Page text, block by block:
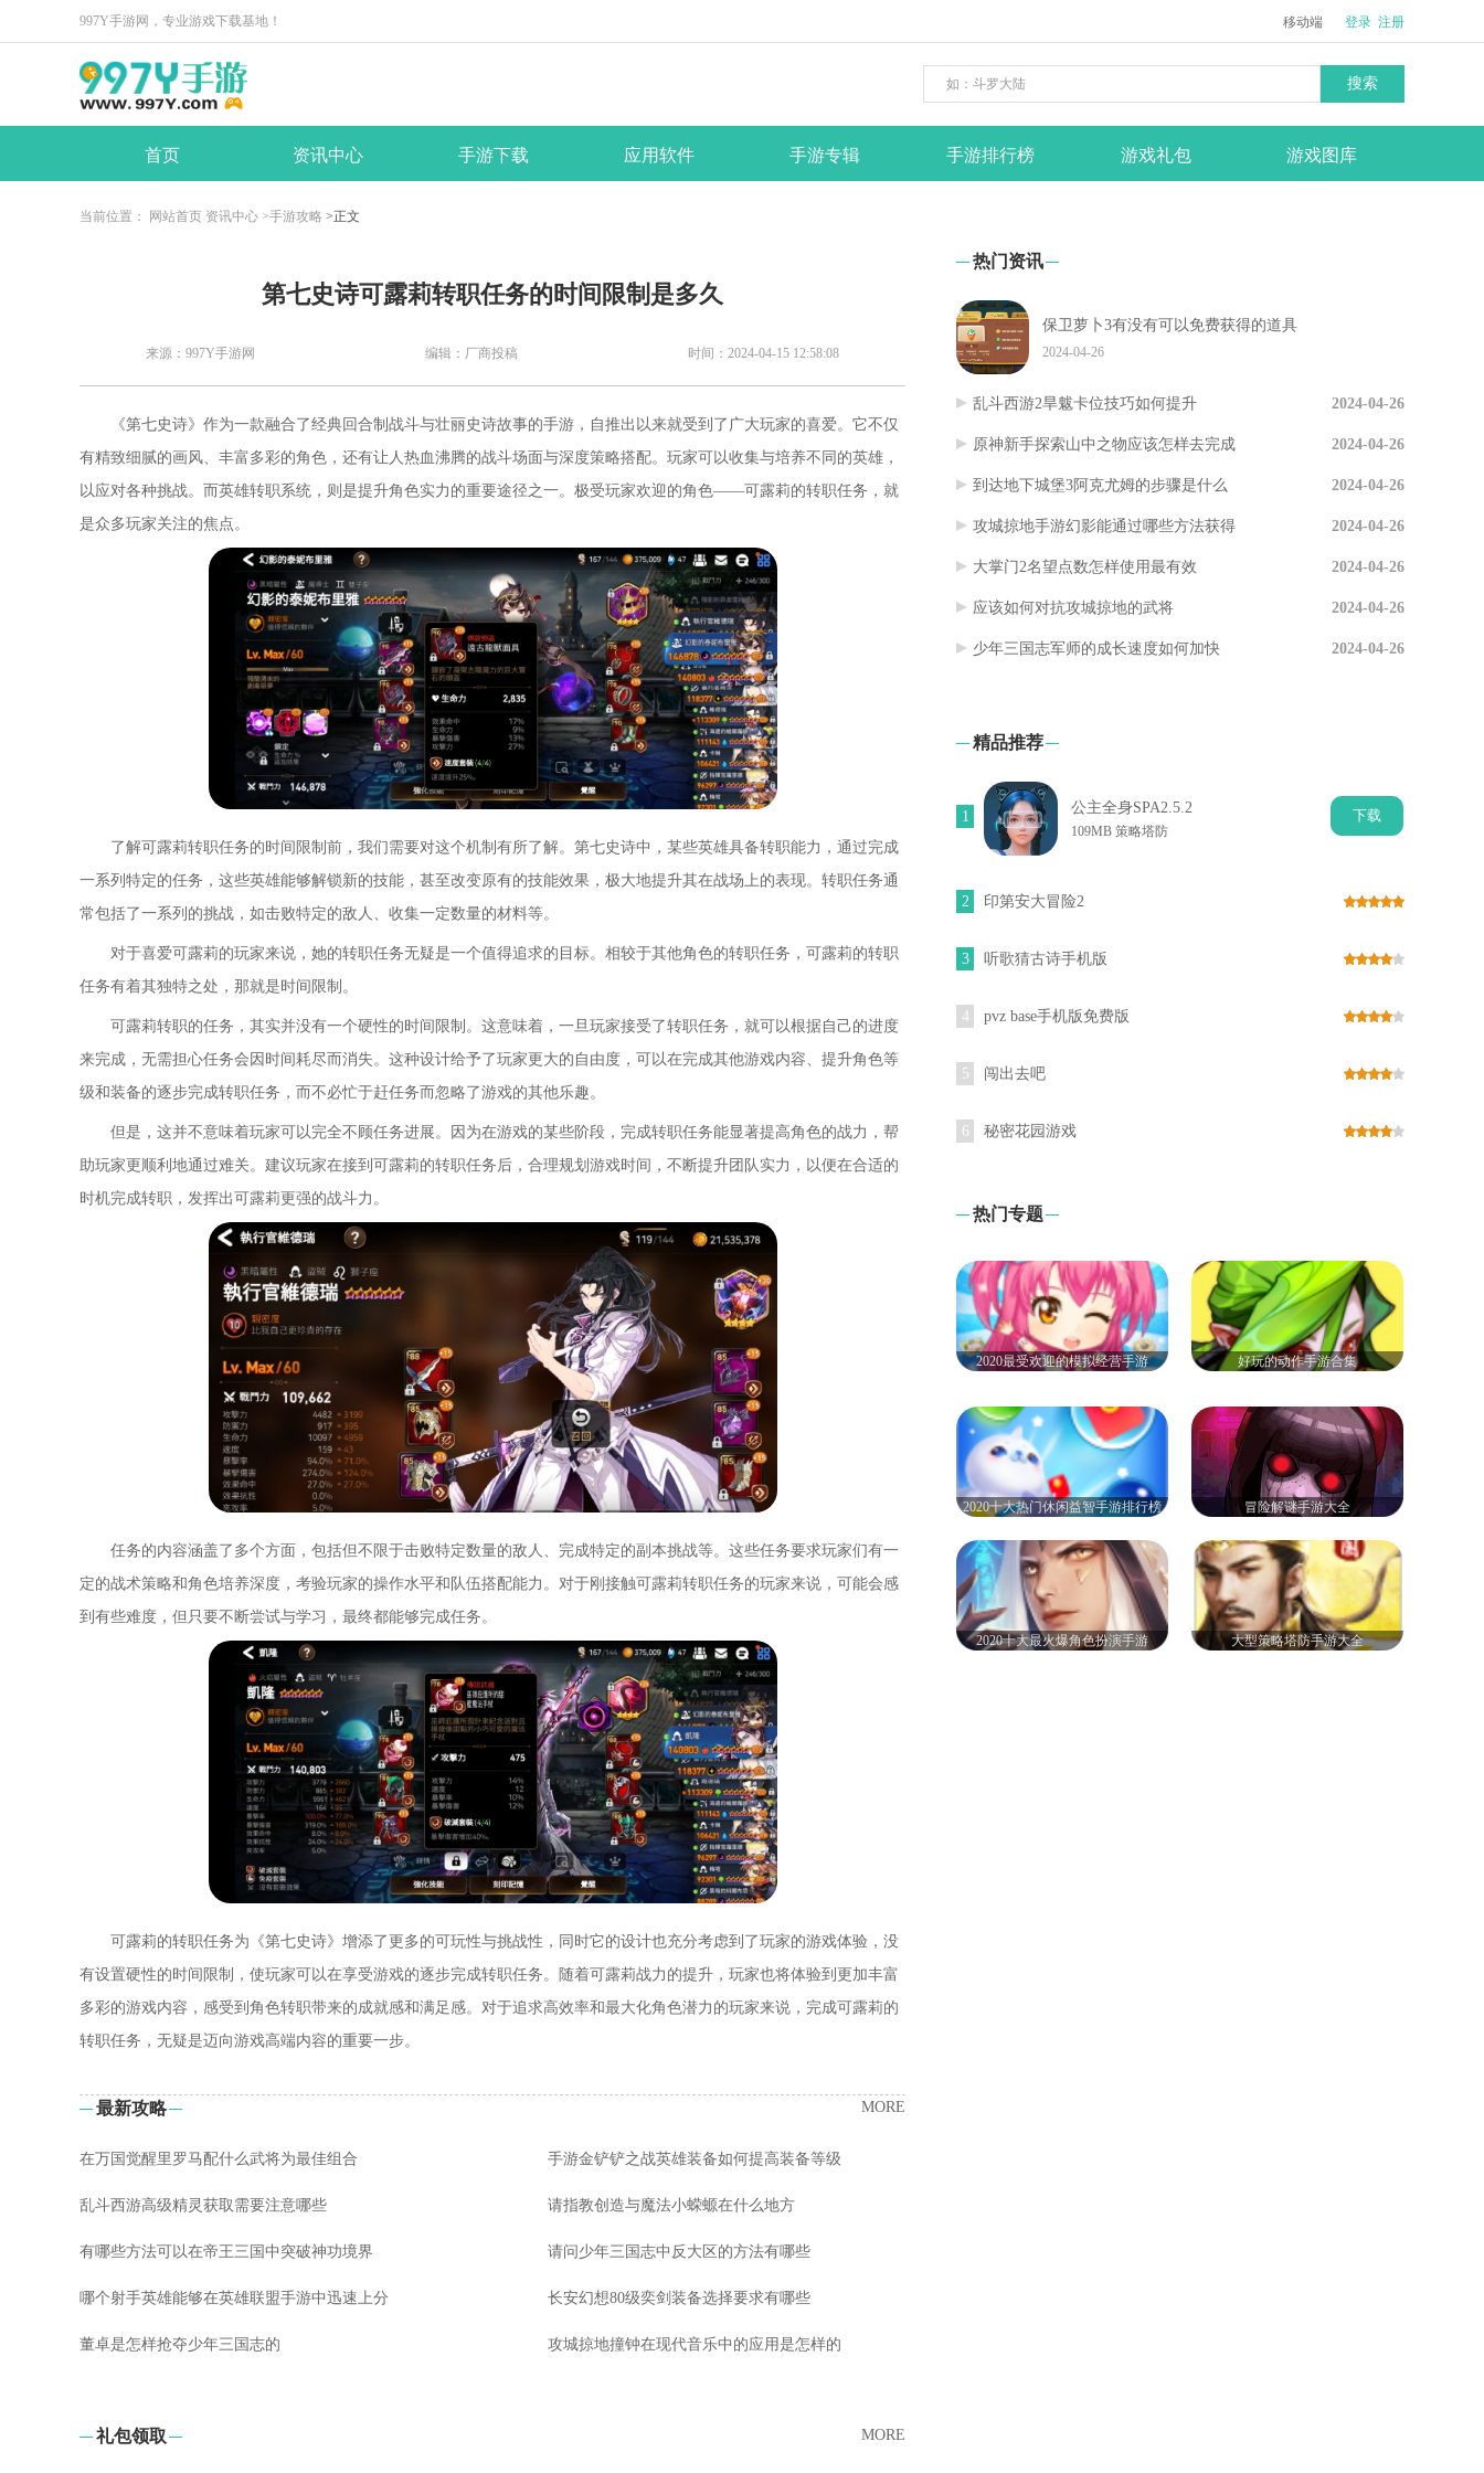
997Y手游网，专业游戏下载基地！ 移动端 登录 注册
搜索
首页 资讯中心 手游下载 应用软件 手游专辑 手游排行榜 游戏礼包 游戏图库
当前位置： 网站首页 资讯中心 >手游攻略 >正文
​第七史诗可露莉转职任务的时间限制是多久
来源：997Y手游网 编辑：厂商投稿 时间：2024-04-15 12:58:08
《第七史诗》作为一款融合了经典回合制战斗与壮丽史诗故事的手游，自推出以来就受到了广大玩家的喜爱。它不仅
有精致细腻的画风、丰富多彩的角色，还有让人热血沸腾的战斗场面与深度策略搭配。玩家可以收集与培养不同的英雄，
以应对各种挑战。而英雄转职系统，则是提升角色实力的重要途径之一。极受玩家欢迎的角色——可露莉的转职任务，就
是众多玩家关注的焦点。
了解可露莉转职任务的时间限制前，我们需要对这个机制有所了解。第七史诗中，某些英雄具备转职能力，通过完成
一系列特定的任务，这些英雄能够解锁新的技能，甚至改变原有的技能效果，极大地提升其在战场上的表现。转职任务通
常包括了一系列的挑战，如击败特定的敌人、收集一定数量的材料等。
对于喜爱可露莉的玩家来说，她的转职任务无疑是一个值得追求的目标。相较于其他角色的转职任务，可露莉的转职
任务有着其独特之处，那就是时间限制。
可露莉转职的任务，其实并没有一个硬性的时间限制。这意味着，一旦玩家接受了转职任务，就可以根据自己的进度
来完成，无需担心任务会因时间耗尽而消失。这种设计给予了玩家更大的自由度，可以在完成其他游戏内容、提升角色等
级和装备的逐步完成转职任务，而不必忙于赶任务而忽略了游戏的其他乐趣。
但是，这并不意味着玩家可以完全不顾任务进展。因为在游戏的某些阶段，完成转职任务能显著提高角色的战力，帮
助玩家更顺利地通过难关。建议玩家在接到可露莉的转职任务后，合理规划游戏时间，不断提升团队实力，以便在合适的
时机完成转职，发挥出可露莉更强的战斗力。
任务的内容涵盖了多个方面，包括但不限于击败特定数量的敌人、完成特定的副本挑战等。这些任务要求玩家们有一
定的战术策略和角色培养深度，考验玩家的操作水平和队伍搭配能力。对于刚接触可露莉转职任务的玩家来说，可能会感
到有些难度，但只要不断尝试与学习，最终都能够完成任务。
可露莉的转职任务为《第七史诗》增添了更多的可玩性与挑战性，同时它的设计也充分考虑到了玩家的游戏体验，没
有设置硬性的时间限制，使玩家可以在享受游戏的逐步完成转职任务。随着可露莉战力的提升，玩家也将体验到更加丰富
多彩的游戏内容，感受到角色转职带来的成就感和满足感。对于追求高效率和最大化角色潜力的玩家来说，完成可露莉的
转职任务，无疑是迈向游戏高端内容的重要一步。
最新攻略 MORE
在万国觉醒里罗马配什么武将为最佳组合 手游金铲铲之战英雄装备如何提高装备等级
乱斗西游高级精灵获取需要注意哪些 请指教创造与魔法小蝾螈在什么地方
有哪些方法可以在帝王三国中突破神功境界 请问少年三国志中反大区的方法有哪些
哪个射手英雄能够在英雄联盟手游中迅速上分 长安幻想80级奕剑装备选择要求有哪些
董卓是怎样抢夺少年三国志的 攻城掠地撞钟在现代音乐中的应用是怎样的
礼包领取 MORE
热门资讯
保卫萝卜3有没有可以免费获得的道具
2024-04-26
乱斗西游2旱魃卡位技巧如何提升 2024-04-26
原神新手探索山中之物应该怎样去完成 2024-04-26
到达地下城堡3阿克尤姆的步骤是什么 2024-04-26
攻城掠地手游幻影能通过哪些方法获得 2024-04-26
大掌门2名望点数怎样使用最有效 2024-04-26
应该如何对抗攻城掠地的武将 2024-04-26
少年三国志军师的成长速度如何加快 2024-04-26
精品推荐
1
公主全身SPA2.5.2
109MB 策略塔防
下载
2 印第安大冒险2
3 听歌猜古诗手机版
4 pvz base手机版免费版
5 闯出去吧
6 秘密花园游戏
热门专题
2020最受欢迎的模拟经营手游 好玩的动作手游合集
2020十大热门休闲益智手游排行榜 冒险解谜手游大全
2020十大最火爆角色扮演手游 大型策略塔防手游大全